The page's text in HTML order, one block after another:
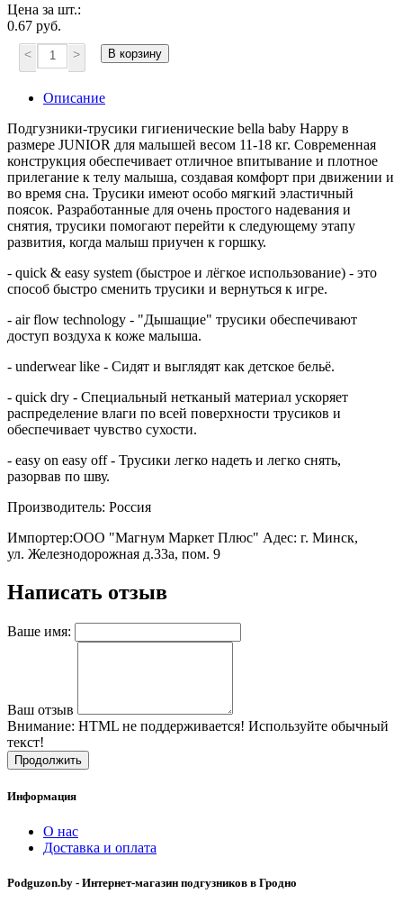
Цена за шт.:
0.67 руб.
< > В корзину
Описание
Подгузники-трусики гигиенические bella baby Happy в
размере JUNIOR для малышей весом 11-18 кг. Современная
конструкция обеспечивает отличное впитывание и плотное
прилегание к телу малыша, создавая комфорт при движении и
во время сна. Трусики имеют особо мягкий эластичный
поясок. Разработанные для очень простого надевания и
снятия, трусики помогают перейти к следующему этапу
развития, когда малыш приучен к горшку.
- quick & easy system (быстрое и лёгкое использование) - это
способ быстро сменить трусики и вернуться к игре.
- air flow technology - "Дышащие" трусики обеспечивают
доступ воздуха к коже малыша.
- underwear like - Сидят и выглядят как детское бельё.
- quick dry - Специальный нетканый материал ускоряет
распределение влаги по всей поверхности трусиков и
обеспечивает чувство сухости.
- easy on easy off - Трусики легко надеть и легко снять,
разорвав по шву.
Производитель: Россия
Импортер:ООО "Магнум Маркет Плюс" Адес: г. Минск,
ул. Железнодорожная д.33а, пом. 9
Написать отзыв
Ваше имя:
Ваш отзыв
Внимание: HTML не поддерживается! Используйте обычный
текст!
Продолжить
Информация
О нас
Доставка и оплата
Podguzon.by - Интернет-магазин подгузников в Гродно